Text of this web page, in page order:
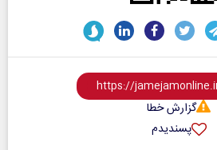
گزارش خطا
پسندیدم